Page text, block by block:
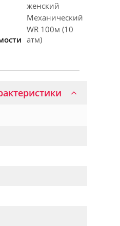
женский
Механический
WR 100м (10
атм)